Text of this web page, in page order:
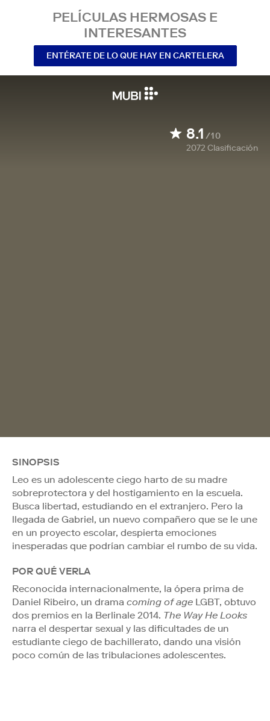
PELÍCULAS HERMOSAS E
INTERESANTES
ENTÉRATE DE LO QUE HAY EN CARTELERA
8.1 /10
2072 Clasificación
SINOPSIS
Leo es un adolescente ciego harto de su madre
sobreprotectora y del hostigamiento en la escuela.
Busca libertad, estudiando en el extranjero. Pero la
llegada de Gabriel, un nuevo compañero que se le une
en un proyecto escolar, despierta emociones
inesperadas que podrían cambiar el rumbo de su vida.
POR QUÉ VERLA
Reconocida internacionalmente, la ópera prima de
Daniel Ribeiro, un drama coming of age LGBT, obtuvo
dos premios en la Berlinale 2014. The Way He Looks
narra el despertar sexual y las dificultades de un
estudiante ciego de bachillerato, dando una visión
poco común de las tribulaciones adolescentes.